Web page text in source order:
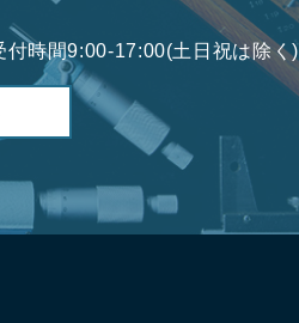
時間9:00-17:00(土日祝は除く)